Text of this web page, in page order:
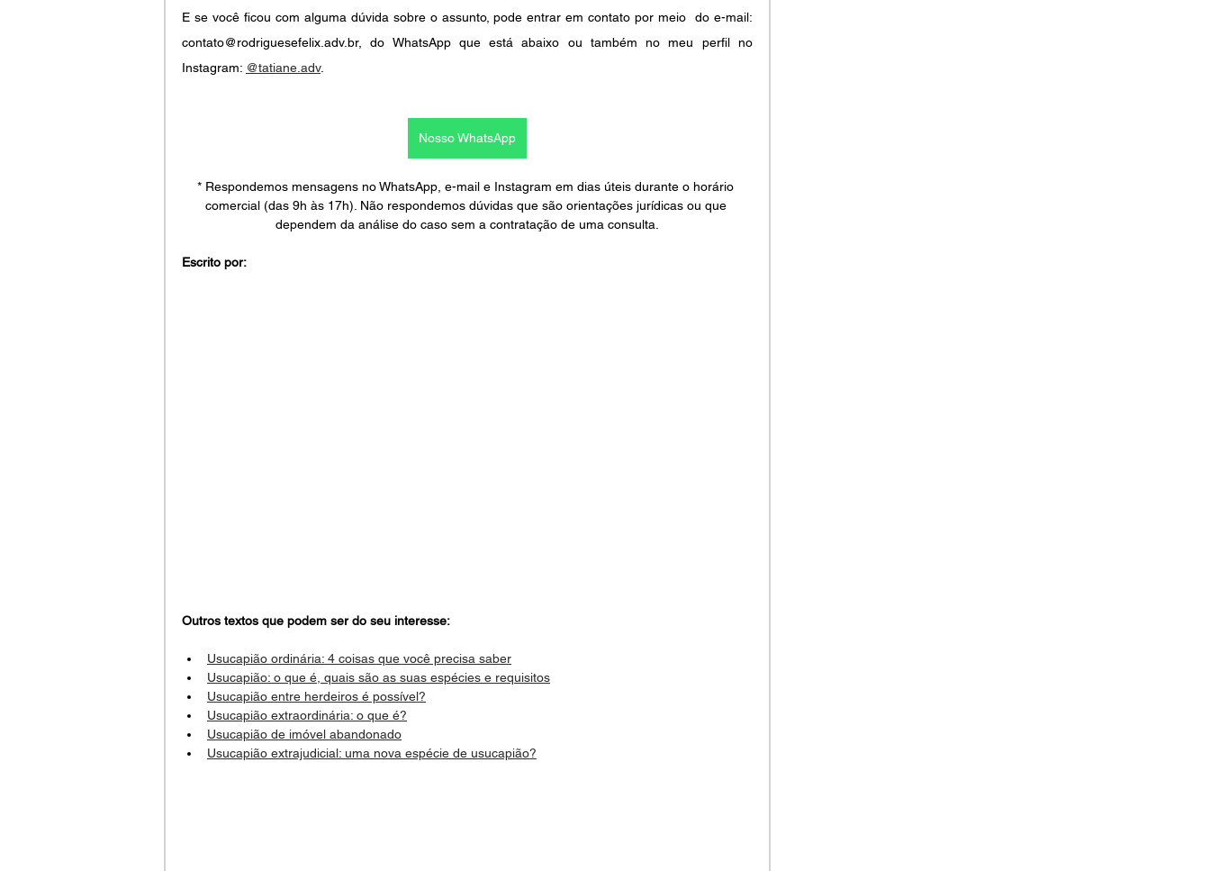
E se você ficou com alguma dúvida sobre o assunto, pode entrar em contato por meio  do e-mail:
contato@rodriguesefelix.adv.br, do WhatsApp que está abaixo ou também no meu perfil no
Instagram: @tatiane.adv.
Nosso WhatsApp
* Respondemos mensagens no WhatsApp, e-mail e Instagram em dias úteis durante o horário
comercial (das 9h às 17h). Não respondemos dúvidas que são orientações jurídicas ou que
dependem da análise do caso sem a contratação de uma consulta.
Escrito por:
Outros textos que podem ser do seu interesse:
Usucapião ordinária: 4 coisas que você precisa saber
Usucapião: o que é, quais são as suas espécies e requisitos
Usucapião entre herdeiros é possível?
Usucapião extraordinária: o que é?
Usucapião de imóvel abandonado
Usucapião extrajudicial: uma nova espécie de usucapião?